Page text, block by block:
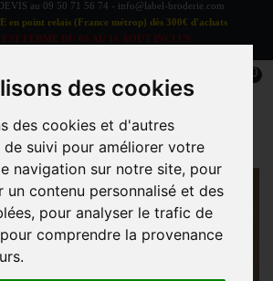
des cookies
des cookies et d'autres
suivi pour améliorer votre
navigation sur notre site, pour
un contenu personnalisé et des
pour analyser le trafic de
comprendre la provenance
au 09 50 71 56 74 - info@label-broderie.com
en point relais (France métrop) dès 300€ d'achats
FERME DU 08 AU 16 AOUT INCLUS
0
Comment bien entretenir sa casquette